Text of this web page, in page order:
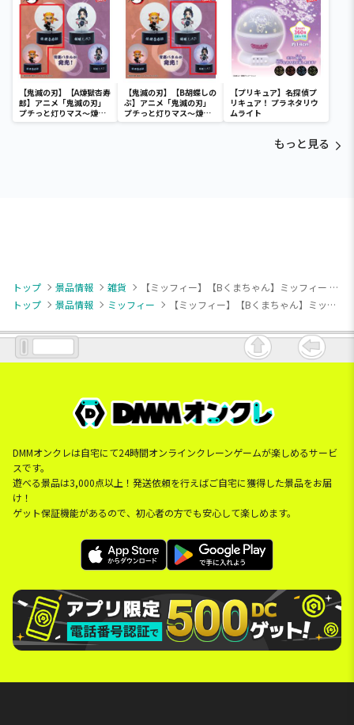
【鬼滅の刃】【A煉獄杏寿
郎】アニメ「鬼滅の刃」
プチっと灯りマス～煉獄
杏寿郎・胡蝶しのぶ～
【鬼滅の刃】【B胡蝶しの
ぶ】アニメ「鬼滅の刃」
プチっと灯りマス～煉獄
杏寿郎・胡蝶しのぶ～
【プリキュア】名探偵プ
リキュア！ プラネタリウ
ムライト
もっと見る
トップ 景品情報 雑貨
【ミッフィー】【Bくまちゃん】ミッフィー ふた付きレンジ鉢 くまちゃんといっしょ
トップ
景品情報 ミッフィー 【ミッフィー】【Bくまちゃん】ミッフィー ふた付きレンジ鉢 くまちゃんといっしょ
DMMオンクレは自宅にて24時間オンラインクレーンゲームが楽しめるサービ
スです。
遊べる景品は3,000点以上！発送依頼を行えばご自宅に獲得した景品をお届
け！
ゲット保証機能があるので、初心者の方でも安心して楽しめます。